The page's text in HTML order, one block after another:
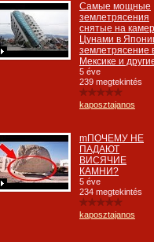
Самые мощные
землетрясения
снятые на
Цунами в
землетрясение
Мексике и
5 éve
239 megtekintés
kaposztajanos
mПОЧЕМУ НЕ
ПАДАЮТ
ВИСЯЧИЕ
КАМНИ?
5 éve
234 megtekintés
kaposztajanos